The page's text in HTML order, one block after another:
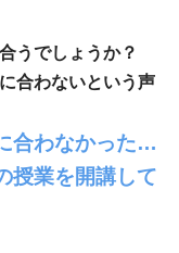
うでしょうか？
合わないという声
合わなかった…
授業を開講して